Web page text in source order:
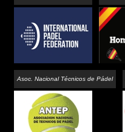
Asoc. Nacional Técnicos de Pádel